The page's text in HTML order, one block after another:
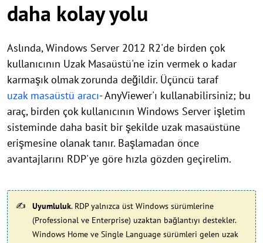
daha kolay yolu
Aslında, Windows Server 2012 R2'de birden çok
kullanıcının Uzak Masaüstü'ne izin vermek o kadar
karmaşık olmak zorunda değildir. Üçüncü taraf
uzak masaüstü aracı- AnyViewer'ı kullanabilirsiniz; bu
araç, birden çok kullanıcının Windows Server işletim
sisteminde daha basit bir şekilde uzak masaüstüne
erişmesine olanak tanır. Başlamadan önce
avantajlarını RDP'ye göre hızla gözden geçirelim.
Uyumluluk. RDP yalnızca üst Windows sürümlerine
(Professional ve Enterprise) uzaktan bağlantıyı destekler.
Windows Home ve Single Language sürümleri gelen uzak